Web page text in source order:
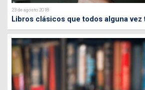
23 de agosto 2018
Libros clásicos que todos alguna